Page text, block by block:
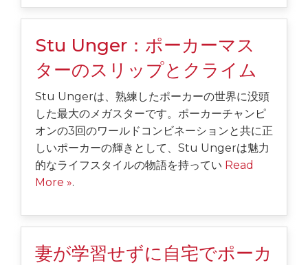
Stu Unger：ポーカーマス
ターのスリップとクライム
Stu Ungerは、熟練したポーカーの世界に没頭
した最大のメガスターです。ポーカーチャンピ
オンの3回のワールドコンビネーションと共に正
しいポーカーの輝きとして、Stu Ungerは魅力
的なライフスタイルの物語を持ってい Read
More ».
妻が学習せずに自宅でポーカ